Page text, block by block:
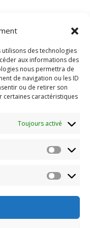
des technologies
aux informations des
nous permettra de
de navigation ou les ID
ou de retirer son
certaines caractéristiques
Toujours activé